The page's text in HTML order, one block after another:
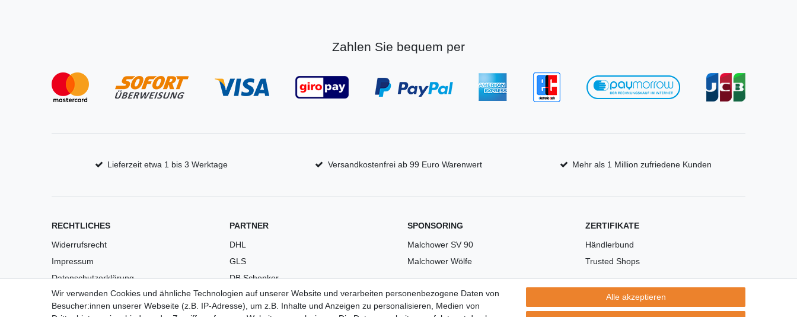
Zahlen Sie bequem per
Lieferzeit etwa 1 bis 3 Werktage Versandkostenfrei ab 99 Euro Warenwert Mehr als 1 Million zufriedene Kunden
RECHTLICHES
Widerrufsrecht
Impressum
Datenschutzerklärung
AGB
Versandkosten
PARTNER
DHL
GLS
DB Schenker
PaketPLUS
SPONSORING
Malchower SV 90
Malchower Wölfe
ZERTIFIKATE
Händlerbund
Trusted Shops
Wir verwenden Cookies und ähnliche Technologien auf unserer Website und verarbeiten personenbezogene Daten von
Besucher:innen unserer Webseite (z.B. IP-Adresse), um z.B. Inhalte und Anzeigen zu personalisieren, Medien von
Alle akzeptieren